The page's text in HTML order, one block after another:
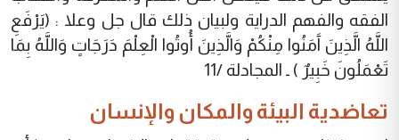
الفقه والفهم الدراية ولبيان ذلك قال جل وعلا : (يَرْفَعِ
اللَّهُ الَّذِينَ آَمَنُوا مِنْكُمْ وَالَّذِينَ أُوتُوا الْعِلْمَ دَرَجَاتٍ وَاللَّهُ بِمَا
تَعْمَلُونَ خَبِيرٌ ) ـ المجادلة /11
تعاضدية البيئة والمكان والإنسان